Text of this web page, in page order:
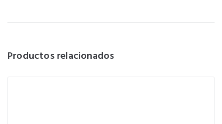
Productos relacionados